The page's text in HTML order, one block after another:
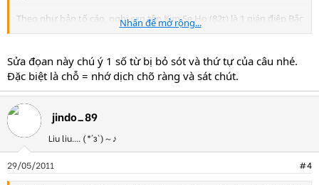
Theo như bản tố cáo, nghi can tên Kim Se Ho (82t) là 1 gián điệp Bắc
Triều Tiên. Năm 1977 , Kim Se Ho đã dụ dỗ ông Kume tới bờ biển
cộng sự để đưa sang Triều Tiên. Nghi ngờ Kim Se Ho đã sắp xếp vụ
vụ bắt cóc đưa Yutaka ra nước ngoài, Cảnh sát quốc tế cũng đã vào
cuộc. Kim Se Ho đã bị cảnh sát tỉnh Ishikawa bắt tại chỗ do vi phạm
Luật đăng kí lưu trú nước ngoài , nghi phạm cũng đã thừa nhận có
tham gia vào vụ bắt cóc ông Yutaka, đang chờ bị khởi tố đối với
hành vi bắt cóc người đưa ra nước ngoài .
Nhấn để mở rộng...
Sửa đọan này chú ý 1 số từ bị bỏ sót và thứ tự của câu nhé.
Đặc biệt là chỗ = nhớ dịch chõ ràng và sát chút.
jindo_89
Liu liu.... (*´з`)～♪
29/05/2011 #4